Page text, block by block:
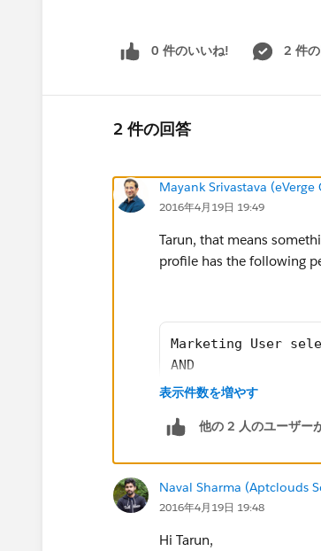
0 件のいいね! 2 件
2 件の回答
Mayank Srivastava (eVerge
2016年4月19日 19:49
Tarun, that means
profile has the following
Marketing User
AND
“Edit” on campaigns
“Import Leads”
Marketing User
表示件数を増やす
他の 2 人のユーザー
Naval Sharma (Aptclouds
2016年4月19日 19:48
Hi Tarun,